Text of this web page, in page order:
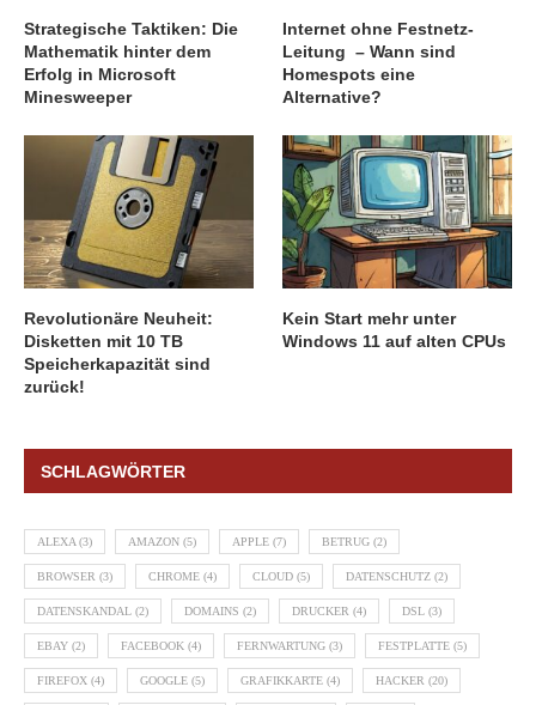
Strategische Taktiken: Die
Mathematik hinter dem
Erfolg in Microsoft
Minesweeper
Internet ohne Festnetz-
Leitung – Wann sind
Homespots eine
Alternative?
Revolutionäre Neuheit:
Disketten mit 10 TB
Speicherkapazität sind
zurück!
Kein Start mehr unter
Windows 11 auf alten CPUs
SCHLAGWÖRTER
ALEXA (3) AMAZON (5) APPLE (7) BETRUG (2)
BROWSER (3) CHROME (4) CLOUD (5) DATENSCHUTZ (2)
DATENSKANDAL (2) DOMAINS (2) DRUCKER (4) DSL (3)
EBAY (2) FACEBOOK (4) FERNWARTUNG (3) FESTPLATTE (5)
FIREFOX (4) GOOGLE (5) GRAFIKKARTE (4) HACKER (20)